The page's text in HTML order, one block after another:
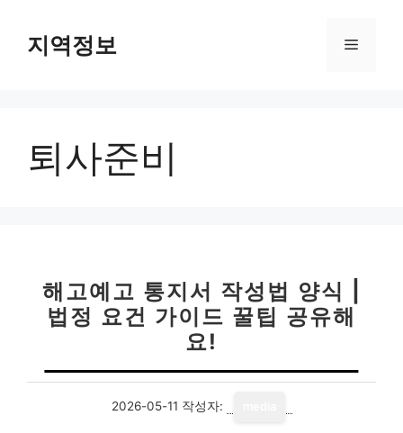
지역정보 메
퇴사준비
해고예고 통지서 작성법 양식 |
법정 요건 가이드 꿀팁 공유해
요!
2026-05-11 작성자: